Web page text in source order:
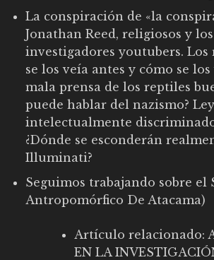
La conspiración de «la
Jonathan Reed, religiosos y los
investigadores youtubers. Los
se los veía antes y cómo se los
mala prensa de los reptiles
puede hablar del nazismo?
intelectualmente
¿Dónde se esconderán
Illuminati?
Seguimos trabajando sobre el
Antropomórfico De Atacama)
Artículo relacionado:
EN LA